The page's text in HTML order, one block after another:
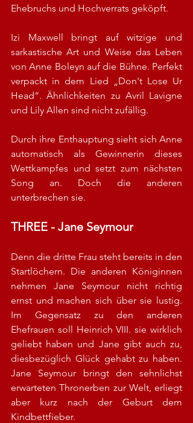
Ehebruchs und Hochverrats geköpft.
Izi Maxwell bringt auf witzige und
sarkastische Art und Weise das Leben
von Anne Boleyn auf die Bühne. Perfekt
verpackt in dem Lied „Don't Lose Ur
Head“. Ähnlichkeiten zu Avril Lavigne
und Lily Allen sind nicht zufällig.
Durch ihre Enthauptung sieht sich Anne
automatisch als Gewinnerin dieses
Wettkampfes und setzt zum nächsten
Song an. Doch die anderen
unterbrechen sie.
THREE - Jane Seymour
Denn die dritte Frau steht bereits in den
Startlöchern. Die anderen Königinnen
nehmen Jane Seymour nicht richtig
ernst und machen sich über sie lustig.
Im Gegensatz zu den anderen
Ehefrauen soll Heinrich VIII. sie wirklich
geliebt haben und Jane gibt auch zu,
diesbezüglich Glück gehabt zu haben.
Jane Seymour bringt den sehnlichst
erwarteten Thronerben zur Welt, erliegt
aber kurz nach der Geburt dem
Kindbettfieber.